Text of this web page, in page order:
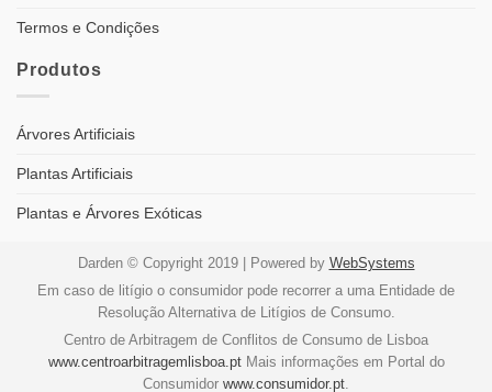
Termos e Condições
Produtos
Árvores Artificiais
Plantas Artificiais
Plantas e Árvores Exóticas
Darden © Copyright 2019 | Powered by WebSystems
Em caso de litígio o consumidor pode recorrer a uma Entidade de
Resolução Alternativa de Litígios de Consumo.
Centro de Arbitragem de Conflitos de Consumo de Lisboa
www.centroarbitragemlisboa.ptMais informações em Portal do
Consumidor www.consumidor.pt.